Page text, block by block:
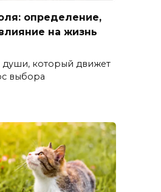
определение,
на жизнь
который движет
выбора